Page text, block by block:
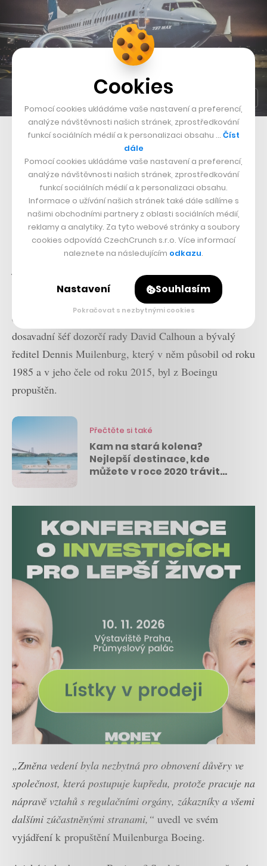
Boeing 737 Max se potýká s problémy stabilizačního systému MCAS
Jakinformovala CNN, k těmto závažnostem se navíc
začaly nabalovat další problémy korunované
nevydařeným testem Boeingu Starliner, tedy vesmírné
lodi, která měla dopravovat astronauty na Mezinárodní
vesmírnou stanici a alespoň částečně odvést pozornost
od problémů Boeingu, ovšem její neúspěch udělal vše
Výsledkem tedy bylo opatření, o kterém se hovořilo již
delší dobu. Od 13. ledna do čela Boeingu nastupuje
dosavadní šéf dozorčí rady David Calhoun a bývalý
ředitel Dennis Muilenburg, který v něm působil od roku
1985 a v jeho čele od roku 2015, byl z Boeingu
propuštěn.
Přečtěte si také
Kam na stará kolena?
Nejlepší destinace, kde
můžete v roce 2020 trávit
„Změna vedení byla nezbytná pro obnovení důvěry ve
společnost, která postupuje kupředu, protože pracuje na
nápravě vztahů s regulačními orgány, zákazníky a všemi
dalšími zúčastněnými stranami,“ uvedl ve svém
vyjádření k propuštění Muilenburga Boeing.
Cookies
Pomocí cookies ukládáme vaše nastavení a preferencí,
analýze návštěvnosti našich stránek, zprostředkování
funkcí sociálních médií a k personalizaci obsahu … Číst
dále
Pomocí cookies ukládáme vaše nastavení a preferencí,
analýze návštěvnosti našich stránek, zprostředkování
funkcí sociálních médií a k personalizaci obsahu.
Informace o užívání našich stránek také dále sdílíme s
našimi obchodními partnery z oblasti sociálních médií,
reklamy a analytiky. Za tyto webové stránky a soubory
cookies odpovídá CzechCrunch s.r.o. Více informací
naleznete na následujícím odkazu.
Nastavení Souhlasím
Pokračovat s nezbytnými cookies